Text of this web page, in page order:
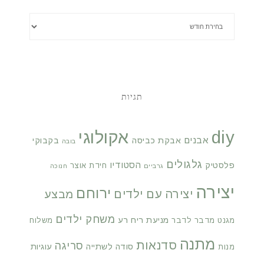
תגיות
diy אבנים אבקת כביסה אקולוגי בובה בקבוקי
פלסטיק גלגולים גרביים הסטודיו חידת אוצר חנוכה
יצירה יצירה עם ילדים ירוחם מבצע
מגנט מדבר לדבר מניעת ריח רע משחק ילדים משלוח
מנות מתנה סדנאות סודה לשתייה סריגה עוגיות